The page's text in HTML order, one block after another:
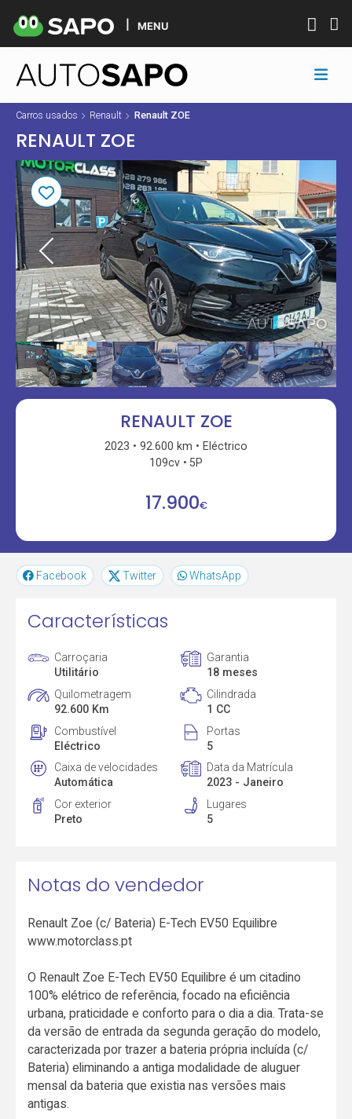
MENU
Carros usados Renault Renault ZOE
RENAULT ZOE
RENAULT ZOE
2023 92.600 km
Eléctrico
109cv
5P
17.900€
Facebook Twitter WhatsApp
Características
Carroçaria
Utilitário
Garantia
18 meses
Quilometragem
92.600 Km
Cilindrada
1 CC
Combustível
Eléctrico
Portas
5
Caixa de velocidades
Automática
Data da Matrícula
2023 - Janeiro
Cor exterior
Preto
Lugares
5
Notas do vendedor
Renault Zoe (c/ Bateria) E-Tech EV50 Equilibre
www.motorclass.pt
O Renault Zoe E-Tech EV50 Equilibre é um citadino
100% elétrico de referência, focado na eficiência
urbana, praticidade e conforto para o dia a dia. Trata-se
da versão de entrada da segunda geração do modelo,
caracterizada por trazer a bateria própria incluída (c/
Bateria) eliminando a antiga modalidade de aluguer
mensal da bateria que existia nas versões mais
antigas.